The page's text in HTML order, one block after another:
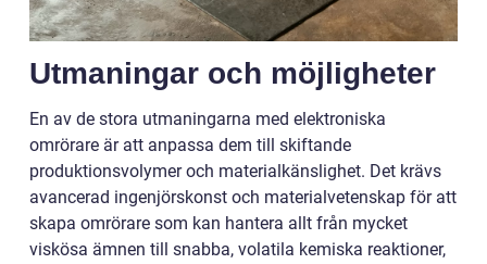
Utmaningar och möjligheter
En av de stora utmaningarna med elektroniska
omrörare är att anpassa dem till skiftande
produktionsvolymer och materialkänslighet. Det krävs
avancerad ingenjörskonst och materialvetenskap för att
skapa omrörare som kan hantera allt från mycket
viskösa ämnen till snabba, volatila kemiska reaktioner,